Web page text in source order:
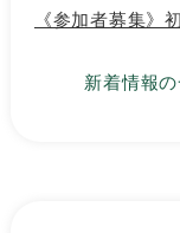
《参加者募集》
新着情報